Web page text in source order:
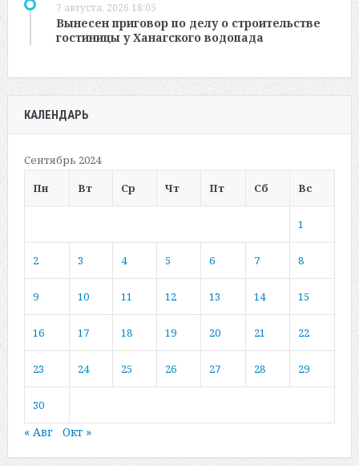
7 августа, 2026 18:05
Вынесен приговор по делу о строительстве
гостиницы у Ханагского водопада
КАЛЕНДАРЬ
Сентябрь 2024
Пн
Вт Ср Чт Пт Сб Вс
1
2 3 4 5 6 7 8
9 10 11 12 13 14 15
16 17 18 19 20 21 22
23 24 25 26 27 28 29
30
« Авг Окт »